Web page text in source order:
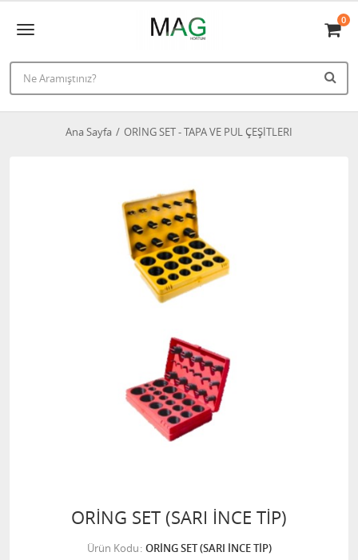
0
Ana Sayfa ORİNG SET - TAPA VE PUL ÇEŞİTLERI
ORİNG SET (SARI İNCE TİP)
Ürün Kodu ORİNG SET (SARI İNCE TİP)